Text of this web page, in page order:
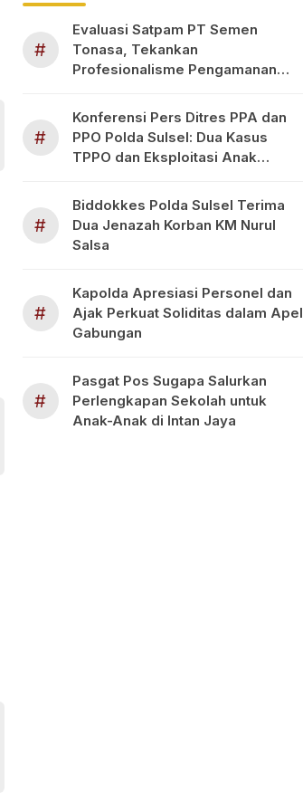
#
Evaluasi Satpam PT Semen
Tonasa, Tekankan
Profesionalisme Pengamanan
#
Konferensi Pers Ditres PPA dan
PPO Polda Sulsel: Dua Kasus
TPPO dan Eksploitasi Anak
#
Biddokkes Polda Sulsel Terima
Dua Jenazah Korban KM Nurul
Salsa
#
Kapolda Apresiasi Personel dan
Ajak Perkuat Soliditas dalam Apel
Gabungan
#
Pasgat Pos Sugapa Salurkan
Perlengkapan Sekolah untuk
Anak-Anak di Intan Jaya